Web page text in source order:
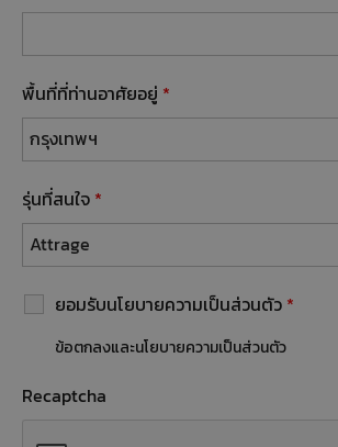
พื้นที่ที่ท่านอาศัยอยู่ *
รุ่นที่สนใจ *
ยอมรับนโยบายความเป็นส่วนตัว *
ข้อตกลงและนโยบายความเป็นส่วนตัว
Recaptcha